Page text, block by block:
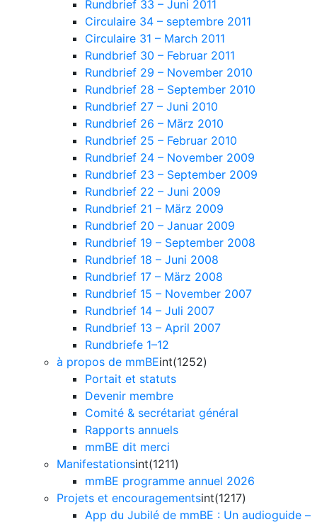
Rundbrief 33 – Juni 2011
Circulaire 34 – septembre 2011
Circulaire 31 – March 2011
Rundbrief 30 – Februar 2011
Rundbrief 29 – November 2010
Rundbrief 28 – September 2010
Rundbrief 27 – Juni 2010
Rundbrief 26 – März 2010
Rundbrief 25 – Februar 2010
Rundbrief 24 – November 2009
Rundbrief 23 – September 2009
Rundbrief 22 – Juni 2009
Rundbrief 21 – März 2009
Rundbrief 20 – Januar 2009
Rundbrief 19 – September 2008
Rundbrief 18 – Juni 2008
Rundbrief 17 – März 2008
Rundbrief 15 – November 2007
Rundbrief 14 – Juli 2007
Rundbrief 13 – April 2007
Rundbriefe 1–12
à propos de mmBEint(1252)
Portait et statuts
Devenir membre
Comité & secrétariat général
Rapports annuels
mmBE dit merci
Manifestationsint(1211)
mmBE programme annuel 2026
Projets et encouragementsint(1217)
App du Jubilé de mmBE : Un audioguide –